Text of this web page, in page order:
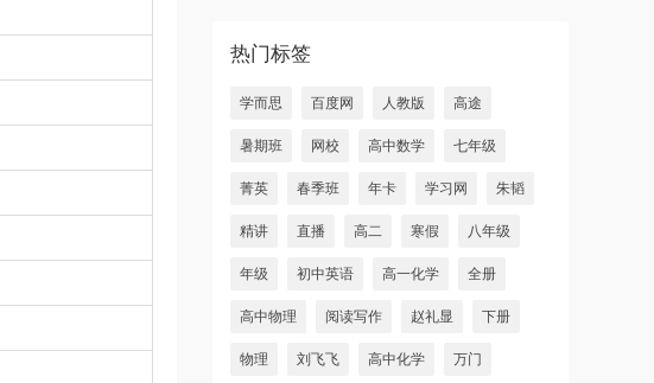
热门标签
学而思 百度网 人教版 高途
暑期班 网校 高中数学 七年级
菁英 春季班 年卡 学习网 朱韬
精讲 直播 高二 寒假 八年级
年级 初中英语 高一化学 全册
高中物理 阅读写作 赵礼显 下册
物理 刘飞飞 高中化学 万门